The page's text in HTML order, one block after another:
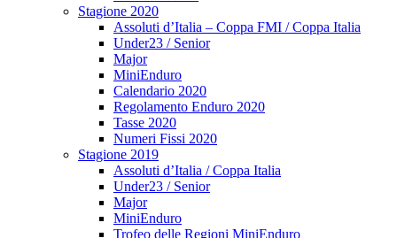
Stagione 2020
Assoluti d’Italia – Coppa FMI / Coppa Italia
Under23 / Senior
Major
MiniEnduro
Calendario 2020
Regolamento Enduro 2020
Tasse 2020
Numeri Fissi 2020
Stagione 2019
Assoluti d’Italia / Coppa Italia
Under23 / Senior
Major
MiniEnduro
Trofeo delle Regioni MiniEnduro